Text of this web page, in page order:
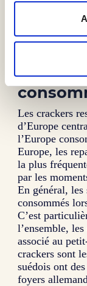
Les crackers
d’Europe
l’Europe
Europe, les
la plus
par les
En général,
consommés
C’est
l’ensemble,
associé au
crackers sont
suédois ont
foyers